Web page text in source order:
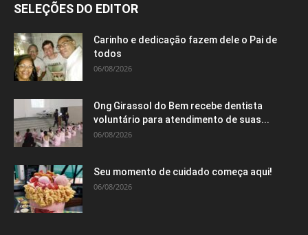
SELEÇÕES DO EDITOR
Carinho e dedicação fazem dele o Pai de
todos
06/08/2026
Ong Girassol do Bem recebe dentista
voluntário para atendimento de suas...
06/08/2026
Seu momento de cuidado começa aqui!
06/08/2026